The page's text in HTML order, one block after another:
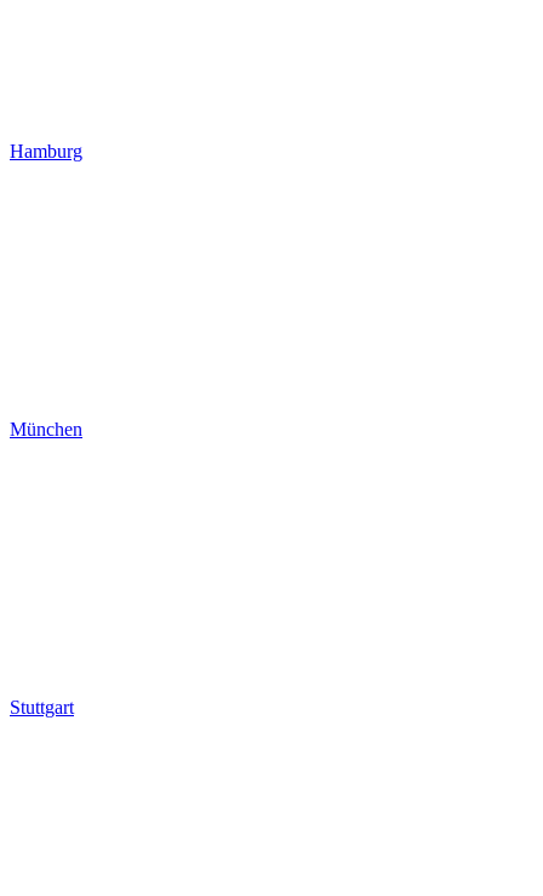
Hamburg
München
Stuttgart